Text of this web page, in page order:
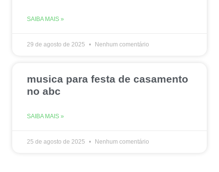
SAIBA MAIS »
29 de agosto de 2025 Nenhum comentário
musica para festa de casamento
no abc
SAIBA MAIS »
25 de agosto de 2025 Nenhum comentário